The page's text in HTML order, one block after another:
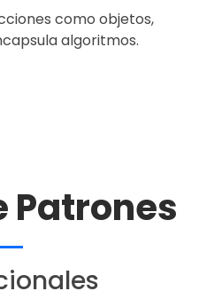
como objetos,
algoritmos.
Patrones